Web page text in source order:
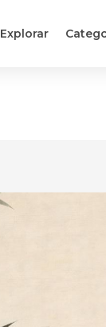
Explorar